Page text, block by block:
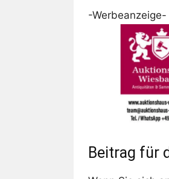
-Werbeanzeige-
Beitrag für